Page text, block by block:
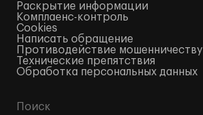
Раскрытие информации
Комплаенс-контроль
Cookies
Написать обращение
Противодействие мошенничеству
Технические препятствия
Обработка персональных данных